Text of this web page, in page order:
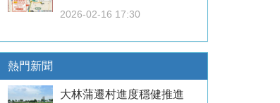
2026-02-16 17:30
熱門新聞
大林蒲遷村進度穩健推進